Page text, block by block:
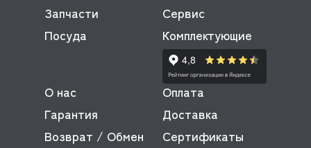
Запчасти
Посуда
Сервис
Комплектующие
О нас
Оплата
Гарантия
Доставка
Возврат / Обмен
Сертификаты